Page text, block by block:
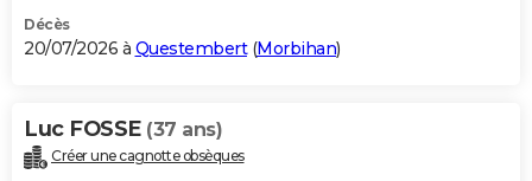
S'inscrire
Se connecter
Lycées
Collèges
Primaires
Universités
Entreprises
Service militaire
Avis de recherche
AVIS DE DÉCÈS
Bricolage
Lifestyle
Culture
Sport
Auto
Television
Voyage
Cinema
Décès
20/07/2026 à Questembert(Morbihan)
Luc FOSSE (37 ans)
Créer une cagnotte obsèques